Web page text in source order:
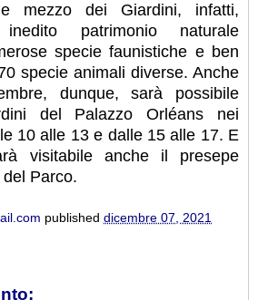
mezzo dei Giardini, infatti,
patrimonio naturale
specie faunistiche e ben
specie animali diverse. Anche
dunque, sarà possibile
del Palazzo Orléans nei
10 alle 13 e dalle 15 alle 17. E
visitabile anche il presepe
Parco.
published dicembre 07, 2021